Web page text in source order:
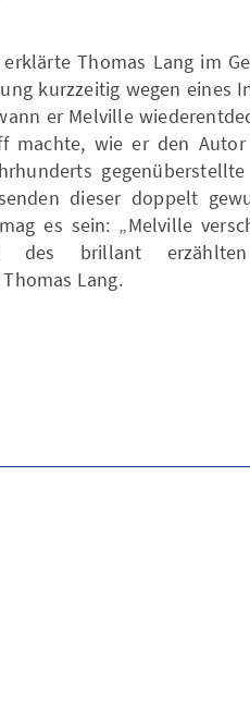
Thomas Lang im
kurzzeitig wegen eines
er Melville
machte, wie er den
dieser doppelt
es sein: „Melville
des brillant
Lang.